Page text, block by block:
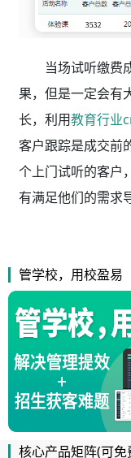
当场试听缴费
果，但是一定会有
长，利用教育行业
客户跟踪是成交前
个上门试听的客户
有满足他们的需求
管学校，用校盈易
核心产品矩阵(可免